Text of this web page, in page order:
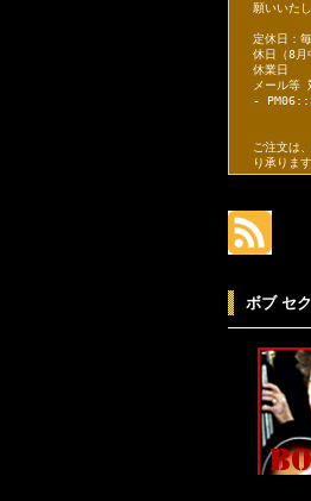
願いいた
定休日：
休日（8
休業日
メール
-
ご注文は
り承ります
ボブ セ